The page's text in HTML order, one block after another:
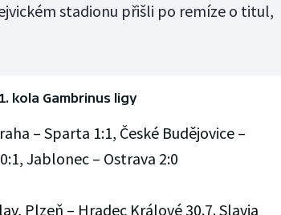
stadionu přišli po remíze o titul,
kola Gambrinus ligy
– Sparta 1:1, České Budějovice –
Jablonec – Ostrava 2:0
Plzeň – Hradec Králové 30.7. Slavia